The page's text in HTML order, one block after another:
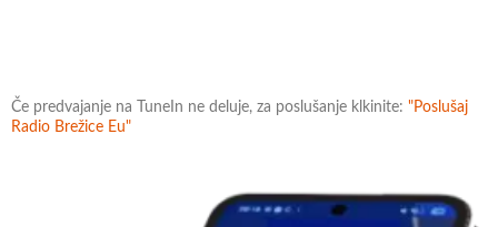
Če predvajanje na TuneIn ne deluje, za poslušanje klkinite: "Poslušaj
Radio Brežice Eu"